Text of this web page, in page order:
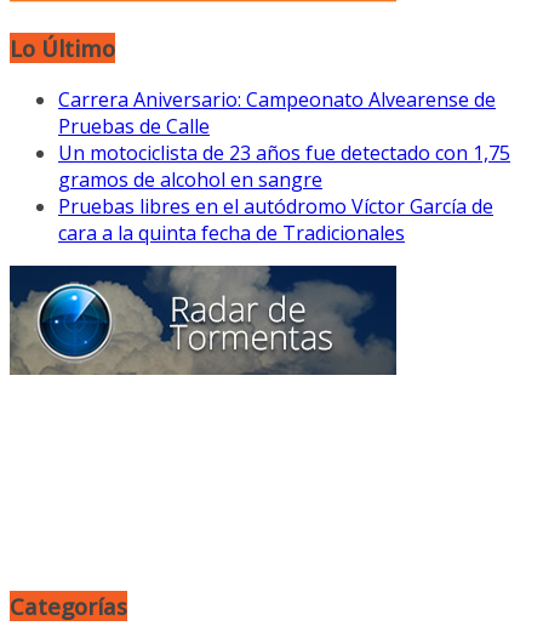
Lo Último
Carrera Aniversario: Campeonato Alvearense de
Pruebas de Calle
Un motociclista de 23 años fue detectado con 1,75
gramos de alcohol en sangre
Pruebas libres en el autódromo Víctor García de
cara a la quinta fecha de Tradicionales
Categorías